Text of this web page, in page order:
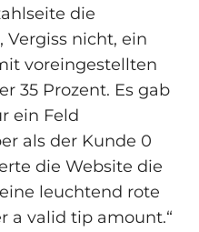
die
Vergiss nicht, ein
voreingestellten
35 Prozent. Es gab
ein Feld
als der Kunde 0
die Website die
leuchtend rote
a valid tip amount.“